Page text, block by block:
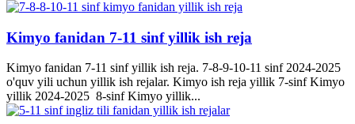
Kimyo fanidan 7-11 sinf yillik ish reja
Kimyo fanidan 7-11 sinf yillik ish reja. 7-8-9-10-11 sinf 2024-2025
o'quv yili uchun yillik ish rejalar. Kimyo ish reja yillik 7-sinf Kimyo
yillik 2024-2025 8-sinf Kimyo yillik...